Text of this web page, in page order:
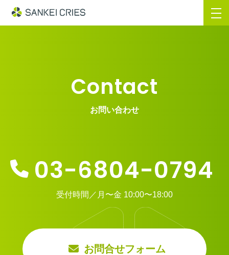
Contact
お問い合わせ
03-6804-0794
受付時間／月〜金 10:00〜18:00
お問合せフォーム